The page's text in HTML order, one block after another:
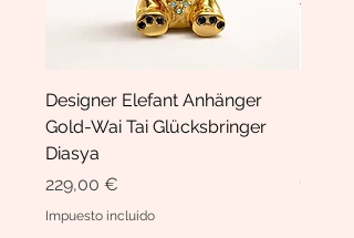
Designer Elefant Anhänger
Gold-Wai Tai Glücksbringer
Diasya
Precio
229,00 €
Impuesto incluido
Precio
189,00